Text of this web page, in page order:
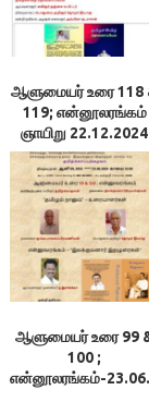
ஆளுமையர் உரை 118
119; என்னூலரங்கம்
ஞாயிறு 22.12.2024
ஆளுமையர் உரை 99
100 ;
என்னூலரங்கம்-